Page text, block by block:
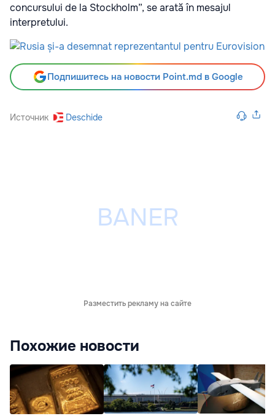
concursului de la Stockholm”, se arată în mesajul
interpretului.
Подпишитесь на новости Point.md в Google
Источник Deschide
Разместить рекламу на сайте
Похожие новости